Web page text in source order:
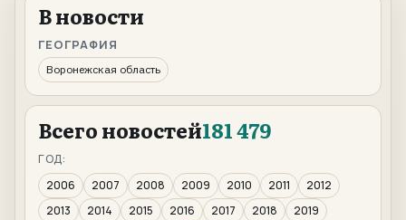
В новости
ГЕОГРАФИЯ
Воронежская область
Всего новостей181 479
ГОД:
2006
2007 2008 2009 2010 2011
2012
2013
2014 2015 2016 2017 2018
2019